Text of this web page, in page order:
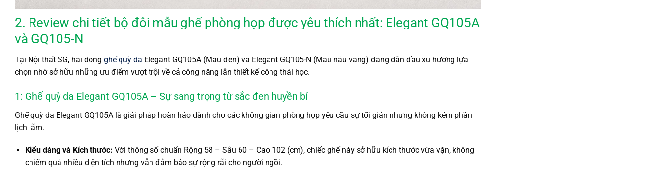
2. Review chi tiết bộ đôi mẫu ghế phòng họp được yêu thích nhất: Elegant GQ105A
và GQ105-N
Tại Nội thất SG, hai dòng ghế quỳ da Elegant GQ105A (Màu đen) và Elegant GQ105-N (Màu nâu vàng) đang dẫn đầu xu hướng lựa
chọn nhờ sở hữu những ưu điểm vượt trội về cả công năng lẫn thiết kế công thái học.
1: Ghế quỳ da Elegant GQ105A – Sự sang trọng từ sắc đen huyền bí
Ghế quỳ da Elegant GQ105A là giải pháp hoàn hảo dành cho các không gian phòng họp yêu cầu sự tối giản nhưng không kém phần
lịch lãm.
Kiểu dáng và Kích thước: Với thông số chuẩn Rộng 58 – Sâu 60 – Cao 102 (cm), chiếc ghế này sở hữu kích thước vừa vặn, không
chiếm quá nhiều diện tích nhưng vẫn đảm bảo sự rộng rãi cho người ngồi.